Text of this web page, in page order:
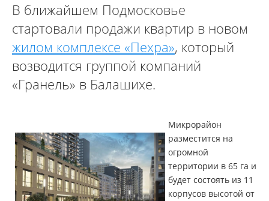
В ближайшем Подмосковье
стартовали продажи квартир в новом
жилом комплексе «Пехра», который
возводится группой компаний
«Гранель» в Балашихе.
Микрорайон
разместится на
огромной
территории в 65 га и
будет состоять из 11
корпусов высотой от